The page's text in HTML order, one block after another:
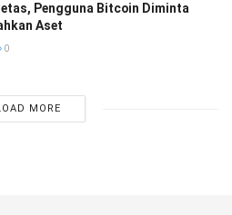
Pengguna Bitcoin Diminta
Aset
0
MORE